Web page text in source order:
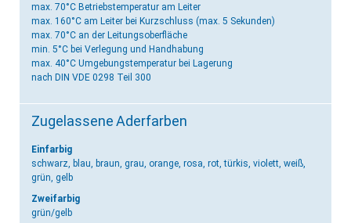
max. 70°C Betriebstemperatur am Leiter
max. 160°C am Leiter bei Kurzschluss (max. 5 Sekunden)
max. 70°C an der Leitungsoberfläche
min. 5°C bei Verlegung und Handhabung
max. 40°C Umgebungstemperatur bei Lagerung
nach DIN VDE 0298 Teil 300
Zugelassene Aderfarben
Einfarbig
schwarz, blau, braun, grau, orange, rosa, rot, türkis, violett, weiß,
grün, gelb
Zweifarbig
grün/gelb